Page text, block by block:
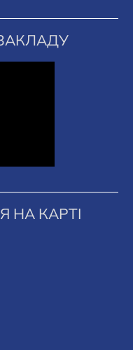
НА КАРТІ